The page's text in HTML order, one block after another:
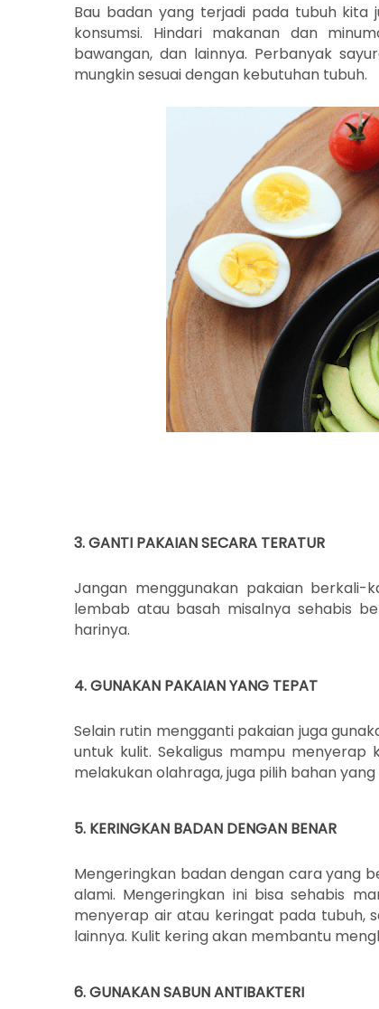
Bau badan yang terjadi pada tubuh
konsumsi. Hindari makanan dan
bawangan, dan lainnya. Perbanyak
mungkin sesuai dengan kebutuhan tubuh.
3. GANTI PAKAIAN SECARA TERATUR
Jangan menggunakan pakaian berkali-
lembab atau basah misalnya sehabis
harinya.
4. GUNAKAN PAKAIAN YANG TEPAT
Selain rutin mengganti pakaian juga
untuk kulit. Sekaligus mampu
melakukan olahraga, juga pilih bahan
5. KERINGKAN BADAN DENGAN BENAR
Mengeringkan badan dengan cara yang
alami. Mengeringkan ini bisa sehabis
menyerap air atau keringat pada tubuh,
lainnya. Kulit kering akan membantu
6. GUNAKAN SABUN ANTIBAKTERI